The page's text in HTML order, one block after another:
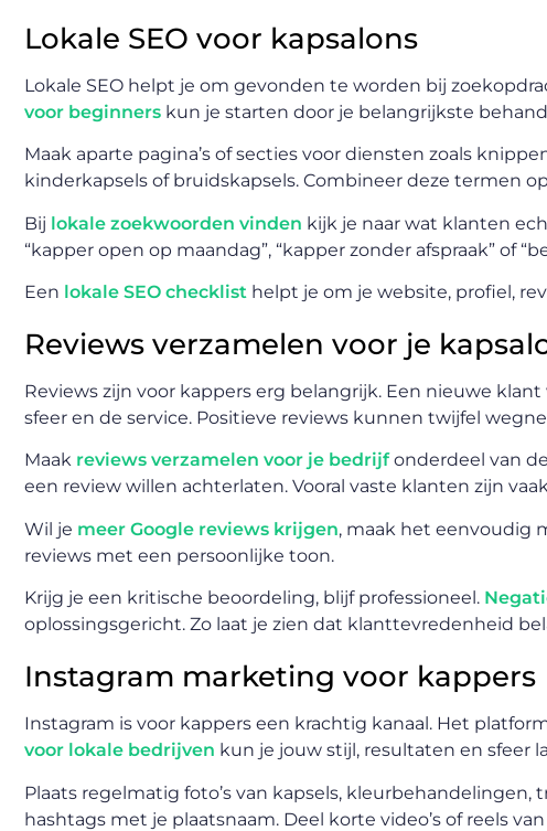
Lokale SEO voor kapsalons
Lokale SEO helpt je om gevonden te worden bij
voor beginners kun je starten door je belangrijkste
Maak aparte pagina’s of secties voor diensten zoals
kinderkapsels of bruidskapsels. Combineer deze termen
Bij lokale zoekwoorden vinden kijk je naar wat klanten
“kapper open op maandag”, “kapper zonder afspraak” of
Een lokale SEO checklist helpt je om je website, profiel,
Reviews verzamelen voor je
Reviews zijn voor kappers erg belangrijk. Een nieuwe
sfeer en de service. Positieve reviews kunnen twijfel
Maak reviews verzamelen voor je bedrijfonderdeel van
een review willen achterlaten. Vooral vaste klanten zijn
Wil je meer Google reviews krijgen, maak het eenvoudig
reviews met een persoonlijke toon.
Krijg je een kritische beoordeling, blijf professioneel.
oplossingsgericht. Zo laat je zien dat klanttevredenheid
Instagram marketing voor kappers
Instagram is voor kappers een krachtig kanaal. Het
voor lokale bedrijven kun je jouw stijl, resultaten en sfeer
Plaats regelmatig foto’s van kapsels,
hashtags met je plaatsnaam. Deel korte video’s of reels